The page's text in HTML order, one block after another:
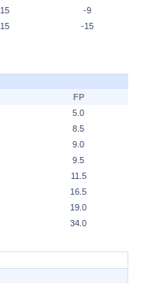
15
-9
15 -15
FP
5.0
8.5
9.0
9.5
11.5
16.5
19.0
34.0